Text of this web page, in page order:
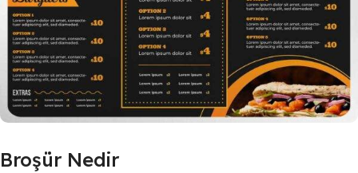
Broşür Nedir